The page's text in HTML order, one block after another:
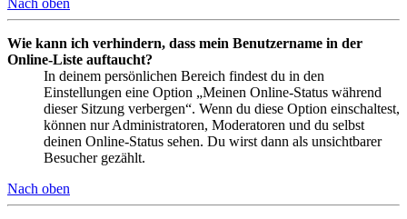
Nach oben
Wie kann ich verhindern, dass mein Benutzername in der
Online-Liste auftaucht?
In deinem persönlichen Bereich findest du in den
Einstellungen eine Option „Meinen Online-Status während
dieser Sitzung verbergen“. Wenn du diese Option einschaltest,
können nur Administratoren, Moderatoren und du selbst
deinen Online-Status sehen. Du wirst dann als unsichtbarer
Besucher gezählt.
Nach oben